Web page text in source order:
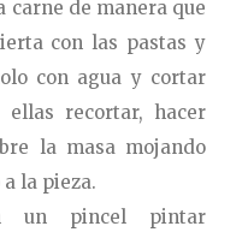
carne de manera que
con las pastas y
con agua y cortar
ellas recortar, hacer
la masa mojando
la pieza.
un pincel pintar